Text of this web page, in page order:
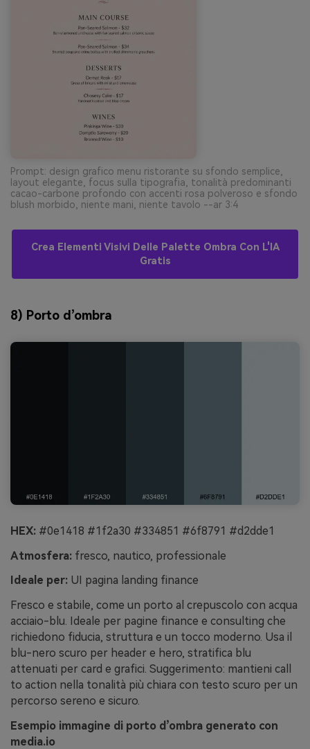
Prompt: design grafico menu ristorante su sfondo semplice,
layout elegante, focus sulla tipografia, tonalità predominanti
cacao-carbone profondo con accenti rosa polveroso e sfondo
blush morbido, niente mani, niente tavolo --ar 3:4
Crea Elementi Visivi Delle Palette Ombra Con L'IA
Gratis
8) Porto d’ombra
HEX: #0e1418 #1f2a30 #334851 #6f8791 #d2dde1
Atmosfera: fresco, nautico, professionale
Ideale per: UI pagina landing finance
Fresco e stabile, come un porto al crepuscolo con acqua
acciaio-blu. Ideale per pagine finance e consulting che
richiedono fiducia, struttura e un tocco moderno. Usa il
blu-nero scuro per header e hero, stratifica blu
attenuati per card e grafici. Suggerimento: mantieni call
to action nella tonalità più chiara con testo scuro per un
percorso sereno e sicuro.
Esempio immagine di porto d’ombra generato con
media.io